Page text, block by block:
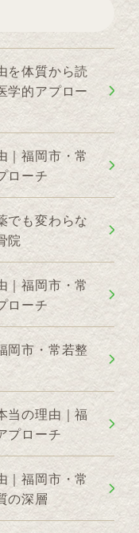
を体質から読
学的アプロー
｜福岡市・常
ローチ
も変わらな
院
｜福岡市・常
ローチ
岡市・常若整
当の理由｜福
プローチ
｜福岡市・常
の深層